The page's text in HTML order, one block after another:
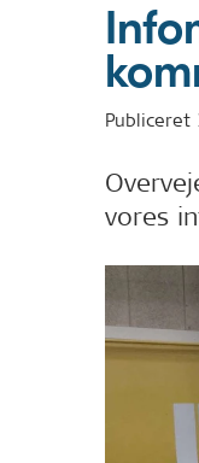
Publiceret
vores